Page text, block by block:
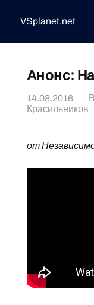
VSplanet.net
Анонс:
14.08.2016 В
Красильников
от